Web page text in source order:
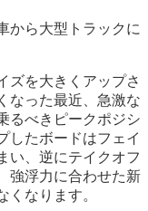
から大型トラックに
ズを大きくアップさ
なった最近、急激な
るべきピークポジシ
したボードはフェイ
い、逆にテイクオフ
強浮力に合わせた新
くなります。